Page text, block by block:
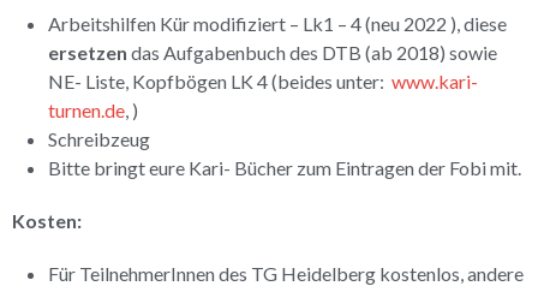
Arbeitshilfen Kür modifiziert – Lk1 – 4 (neu 2022 ), diese
ersetzen das Aufgabenbuch des DTB (ab 2018) sowie
NE- Liste, Kopfbögen LK 4 (beides unter: www.kari-
turnen.de, )
Schreibzeug
Bitte bringt eure Kari- Bücher zum Eintragen der Fobi mit.
Kosten:
Für TeilnehmerInnen des TG Heidelberg kostenlos, andere